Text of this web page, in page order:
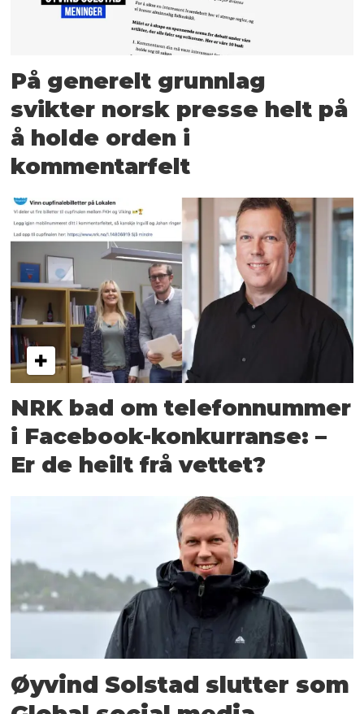
På generelt grunnlag
svikter norsk presse helt på
å holde orden i
kommentarfelt
NRK bad om telefon­nummer
i Facebook-konkurranse: –
Er de heilt frå vettet?
Øyvind Solstad slutter som